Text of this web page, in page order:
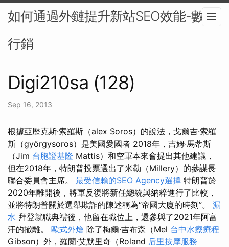
如何通過外鏈提升新站SEO效能-數位
行銷
Digi210sa (128)
Sep 16, 2013
根據亞歷克斯·索羅斯（alex Soros）的說法，戈爾吉·索羅
斯（györgysoros）是美國愛國者 2018年，吉姆·馬蒂斯
（Jim 台胞證基隆 Mattis）和空軍本來會提出其他建議，
但在2018年，特朗普投票選出了米勒（Millery）的參謀長
聯合委員會主席。 最受信賴的SEO Agency選擇 特朗普於
2020年離開後，將軍反復將新任總統與納粹進行了比較，
並將特朗普關於選舉欺詐的陳述稱為“帝國大廈的時刻”。 漏
水 拜登就職典禮後，他留在職位上，還參與了2021年阿富
汗的撤離。 歐式外燴 除了梅爾·吉布森（Mel 台中水療療程
Gibson）外，羅蘭·艾默里奇（Roland 后里按摩服務